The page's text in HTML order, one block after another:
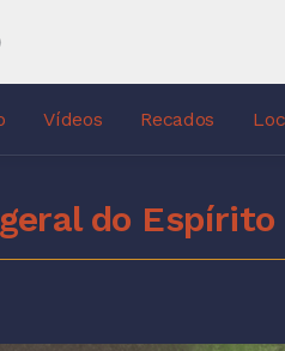
Vídeos Recados
do Espírito